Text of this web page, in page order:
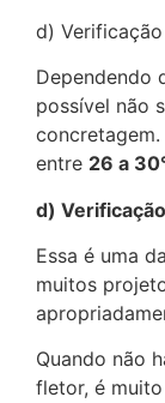
d)
Dependendo
possível não
entre 26 a
d)
Essa é uma
muitos
Quando não
fletor, é